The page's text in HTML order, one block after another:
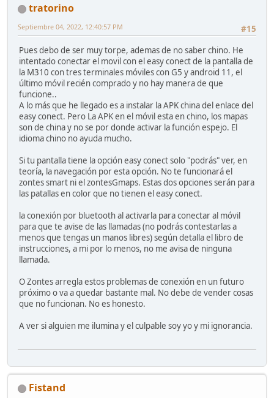
tratorino
#15
Septiembre 04, 2022, 12:40:57 PM
Pues debo de ser muy torpe, ademas de no saber chino. He
intentado conectar el movil con el easy conect de la pantalla de
la M310 con tres terminales móviles con G5 y android 11, el
último móvil recién comprado y no hay manera de que
funcione..
A lo más que he llegado es a instalar la APK china del enlace del
easy conect. Pero La APK en el móvil esta en chino, los mapas
son de china y no se por donde activar la función espejo. El
idioma chino no ayuda mucho.
Si tu pantalla tiene la opción easy conect solo "podrás" ver, en
teoría, la navegación por esta opción. No te funcionará el
zontes smart ni el zontesGmaps. Estas dos opciones serán para
las patallas en color que no tienen el easy conect.
la conexión por bluetooth al activarla para conectar al móvil
para que te avise de las llamadas (no podrás contestarlas a
menos que tengas un manos libres) según detalla el libro de
instrucciones, a mi por lo menos, no me avisa de ninguna
llamada.
O Zontes arregla estos problemas de conexión en un futuro
próximo o va a quedar bastante mal. No debe de vender cosas
que no funcionan. No es honesto.
A ver si alguien me ilumina y el culpable soy yo y mi ignorancia.
Fistand